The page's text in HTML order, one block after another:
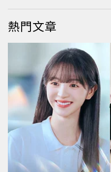
熱門文章